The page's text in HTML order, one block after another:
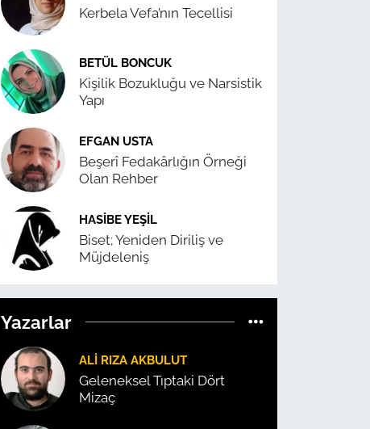
Kerbela Vefa’nın Tecellisi
BETÜL BONCUK
Kişilik Bozukluğu ve Narsistik
Yapı
EFGAN USTA
Beşerî Fedakârlığın Örneği
Olan Rehber
HASIBE YEŞIL
Biset; Yeniden Diriliş ve
Müjdeleniş
Yazarlar
ALI RIZA AKBULUT
Geleneksel Tıptaki Dört
Mizaç